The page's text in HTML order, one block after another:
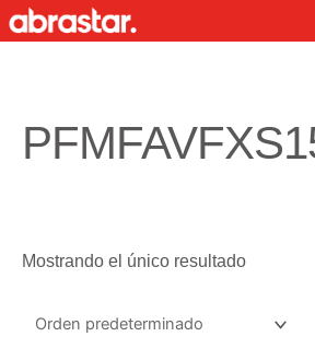
al
Mostrando el único resultado